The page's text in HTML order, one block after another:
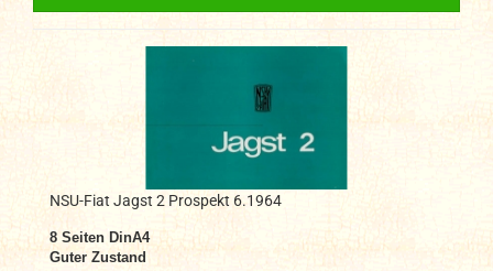
NSU-Fiat Jagst 2 Prospekt 6.1964
8 Seiten DinA4
Guter Zustand